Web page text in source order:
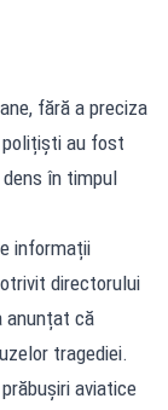
fără a preciza
polițiști au fost
în timpul
informații
directorului
anunțat că
tragediei.
aviatice